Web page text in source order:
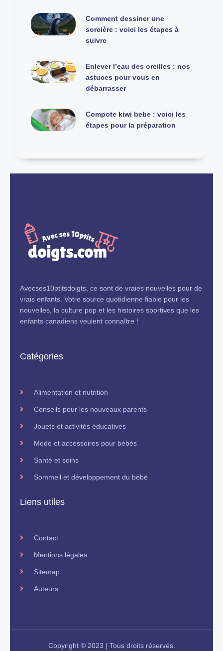
Comment dessiner une
sorcière : voici les étapes à
suivre
Enlever l’eau des oreilles : nos
astuces pour vous en
débarrasser
Compote kiwi bebe : voici les
étapes pour la préparation
Avecses10ptitsdoigts, ce sont de vraies nouvelles pour de
vrais enfants. Votre source quotidienne fiable pour les
nouvelles, la culture pop et les histoires sportives que les
enfants canadiens veulent connaître !
Catégories
Alimentation et nutrition
Conseils pour les nouveaux parents
Jouets et activités éducatives
Mode et accessoires pour bébés
Santé et soins
Sommeil et développement du bébé
Liens utiles
Contact
Mentions légales
Sitemap
Auteurs
Copyright © 2023 | Tous droits réservés.